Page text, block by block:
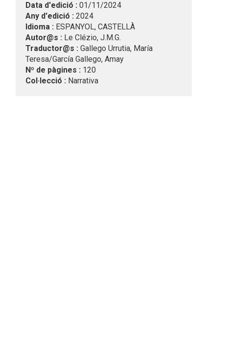
Data d'edició : 01/11/2024
Any d'edició : 2024
Idioma : ESPANYOL, CASTELLÀ
Autor@s : Le Clézio, J.M.G.
Traductor@s : Gallego Urrutia, María
Teresa/García Gallego, Amay
Nº de pàgines : 120
Col·lecció : Narrativa